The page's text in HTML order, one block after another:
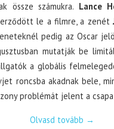
össze számukra. Lance
le a filmre, a zenét
pedig az Oscar
mutatják be
a globális
roncsba akadnak bele,
problémát jelent a
Olvasd tovább →